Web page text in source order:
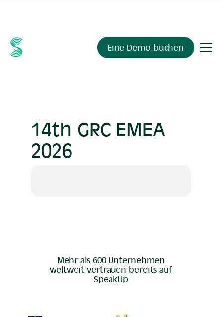
Eine Demo buchen
14th GRC EMEA
2026
Mehr als 600 Unternehmen
weltweit vertrauen bereits auf
SpeakUp